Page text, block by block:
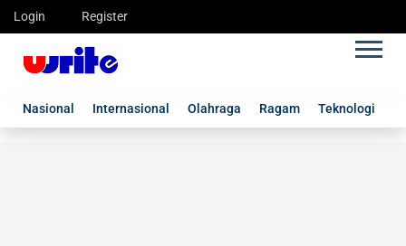
Login Register
Nasional Internasional Olahraga Ragam Teknologi